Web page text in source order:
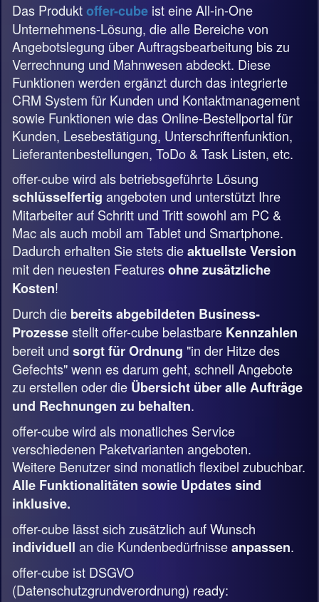
Das Produktoffer-cube ist eine All-in-One
Unternehmens-Lösung, die alle Bereiche von
Angebotslegung über Auftragsbearbeitung bis zu
Verrechnung und Mahnwesen abdeckt. Diese
Funktionen werden ergänzt durch das integrierte
CRM System für Kunden und Kontaktmanagement
sowie Funktionen wie das Online-Bestellportal für
Kunden, Lesebestätigung, Unterschriftenfunktion,
Lieferantenbestellungen, ToDo & Task Listen, etc.
offer-cube wird als betriebsgeführte Lösung
schlüsselfertig angeboten und unterstützt Ihre
Mitarbeiter auf Schritt und Tritt sowohl am PC &
Mac als auch mobil am Tablet und Smartphone.
Dadurch erhalten Sie stets dieaktuellste Version
mit den neuesten Featuresohne zusätzliche
Kosten!
Durch die bereits abgebildeten Business-
Prozessestellt offer-cube belastbare Kennzahlen
bereit und sorgt für Ordnung "in der Hitze des
Gefechts" wenn es darum geht, schnell Angebote
zu erstellen oder die Übersicht über alle Aufträge
und Rechnungen zu behalten.
offer-cube wird als monatliches Service
verschiedenen Paketvarianten angeboten.
Weitere Benutzer sind monatlich flexibel zubuchbar.
Alle Funktionalitäten sowie Updates sind
inklusive.
offer-cube lässt sich zusätzlich auf Wunsch
individuell an die Kundenbedürfnisseanpassen.
offer-cube ist DSGVO
(Datenschutzgrundverordnung) ready: